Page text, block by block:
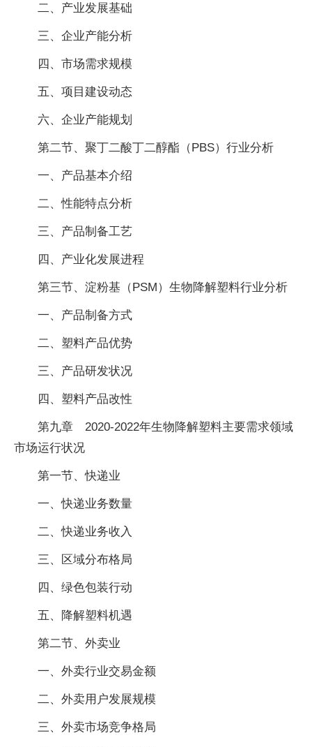
二、产业发展基础
三、企业产能分析
四、市场需求规模
五、项目建设动态
六、企业产能规划
第二节、聚丁二酸丁二醇酯（PBS）行业分析
一、产品基本介绍
二、性能特点分析
三、产品制备工艺
四、产业化发展进程
第三节、淀粉基（PSM）生物降解塑料行业分析
一、产品制备方式
二、塑料产品优势
三、产品研发状况
四、塑料产品改性
第九章 2020-2022年生物降解塑料主要需求领域
市场运行状况
第一节、快递业
一、快递业务数量
二、快递业务收入
三、区域分布格局
四、绿色包装行动
五、降解塑料机遇
第二节、外卖业
一、外卖行业交易金额
二、外卖用户发展规模
三、外卖市场竞争格局